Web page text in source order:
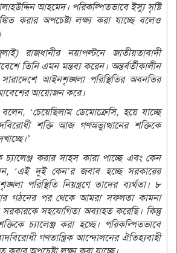
আহমেদ। পরিকল্পিতভাবে ইস্যু সৃষ্টি
করার অপচেষ্টা লক্ষ্য করা যাচ্ছে বলেও
রাজধানীর নয়াপল্টনে জাতীয়তাবাদী
তিনি এমন মন্তব্য করেন। অন্তর্বর্তীকালীন
সারাদেশে আইনশৃঙ্খলা পরিস্থিতির অবনতির
আয়োজন করে।
‘চেয়েছিলাম ডেমোক্রেসি, হয়ে যাচ্ছে
শক্তি আজ গণঅভ্যুত্থানের শক্তিকে
চ্যালেঞ্জ করার সাহস কারা পাচ্ছে এবং কেন
‘এই দুই কেন’র জবাব হচ্ছে সরকারের
পরিস্থিতি নিয়ন্ত্রণে তাদের ব্যর্থতা। ৮
গঠনের পর থেকে আমরা সফলতা কামনা
সরকারকে সহযোগিতা অব্যাহত করেছি। কিন্তু
চ্যালেঞ্জ করা হচ্ছে। পরিকল্পিতভাবে
গণতান্ত্রিক আন্দোলনের ঐতিহ্যবাহী